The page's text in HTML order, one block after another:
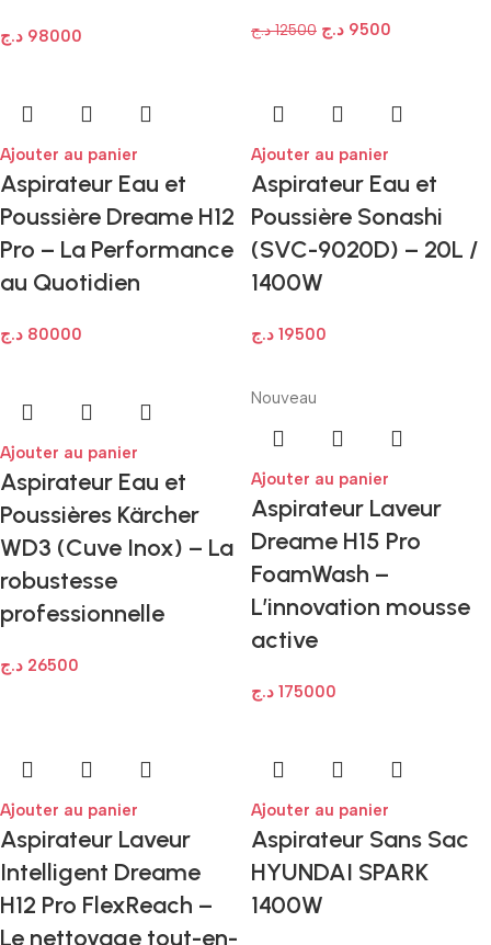
98000 د.ج 12500 د.ج 9500 د.ج
Ajouter au panier
Aspirateur Eau et
Poussière Dreame H12
Pro – La Performance
au Quotidien
80000 د.ج
Ajouter au panier
Aspirateur Eau et
Poussière Sonashi
(SVC-9020D) – 20L /
1400W
19500 د.ج
Ajouter au panier
Aspirateur Eau et
Poussières Kärcher
WD3 (Cuve Inox) – La
robustesse
professionnelle
26500 د.ج
Nouveau
Ajouter au panier
Aspirateur Laveur
Dreame H15 Pro
FoamWash –
L’innovation mousse
active
175000 د.ج
Ajouter au panier
Aspirateur Laveur
Intelligent Dreame
H12 Pro FlexReach –
Le nettoyage tout-en-
Ajouter au panier
Aspirateur Sans Sac
HYUNDAI SPARK
1400W